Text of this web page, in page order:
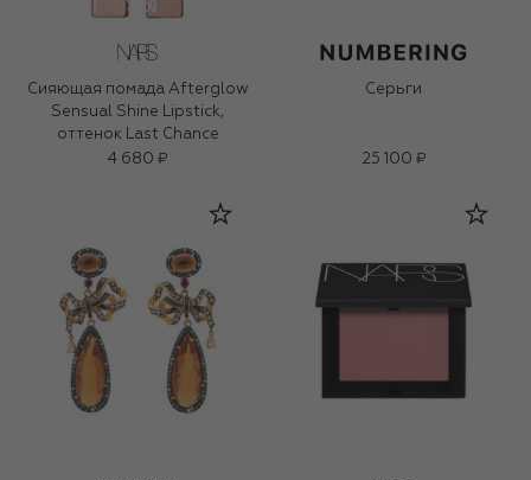
Сияющая помада Afterglow
Sensual Shine Lipstick,
оттенок Last Chance
4 680 ₽
Серьги
25 100 ₽